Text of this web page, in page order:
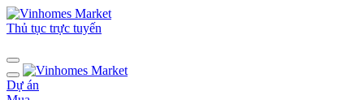
Thủ tục trực tuyến
Dự án